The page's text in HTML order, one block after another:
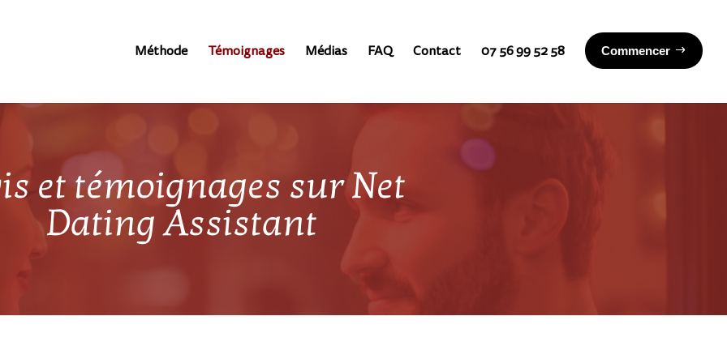
Méthode Témoignages Médias FAQ Contact 07 56 99 52 58 Commencer
et témoignages sur Net
Dating Assistant